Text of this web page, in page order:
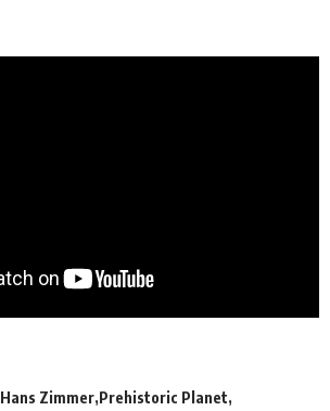
Hans Zimmer Prehistoric Planet